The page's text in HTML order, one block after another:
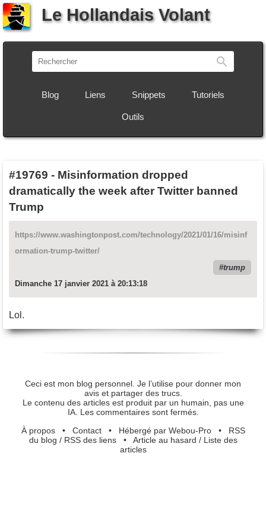
Le Hollandais Volant
Blog Liens Snippets Tutoriels
Outils
#19769 - Misinformation dropped
dramatically the week after Twitter banned
Trump
https://www.washingtonpost.com/technology/2021/01/16/misinf
ormation-trump-twitter/
trump
Dimanche 17 janvier 2021 à 20:13:18
Lol.
Ceci est mon blog personnel. Je l’utilise pour donner mon
avis et partager des trucs.
Le contenu des articles est produit par un humain, pas une
IA. Les commentaires sont fermés.
À propos• Contact• Hébergé par Webou-Pro• RSS
du blog / RSS des liens• Article au hasard / Liste des
articles